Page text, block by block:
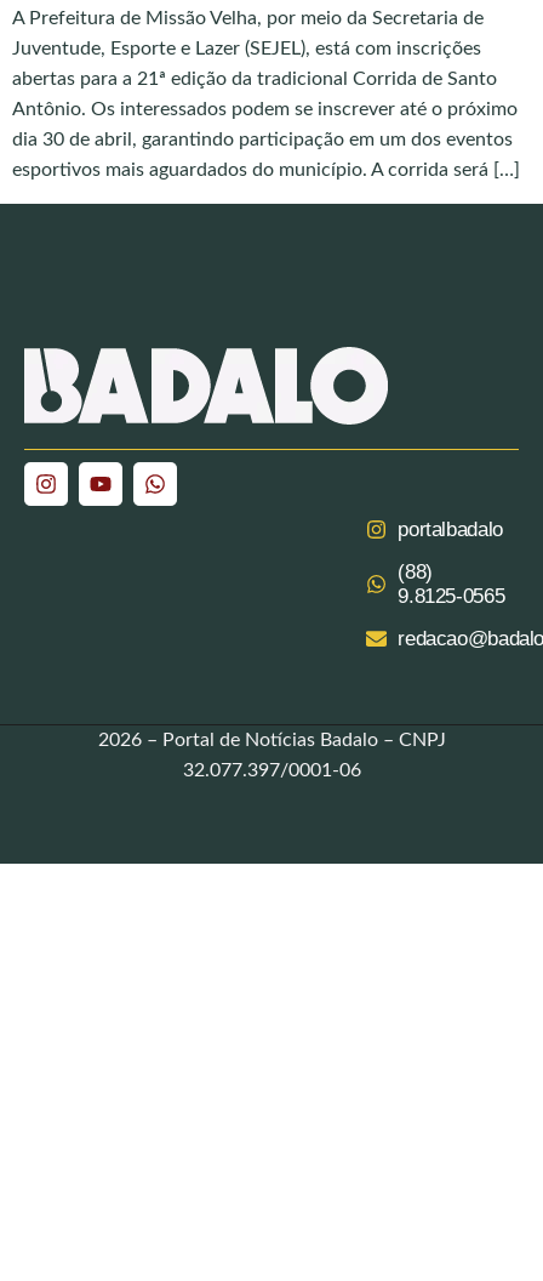
A Prefeitura de Missão Velha, por meio da Secretaria de
Juventude, Esporte e Lazer (SEJEL), está com inscrições
abertas para a 21ª edição da tradicional Corrida de Santo
Antônio. Os interessados podem se inscrever até o próximo
dia 30 de abril, garantindo participação em um dos eventos
esportivos mais aguardados do município. A corrida será […]
portalbadalo
(88)
9.8125‑0565‬
2026 – Portal de Notícias Badalo – CNPJ
32.077.397/0001-06